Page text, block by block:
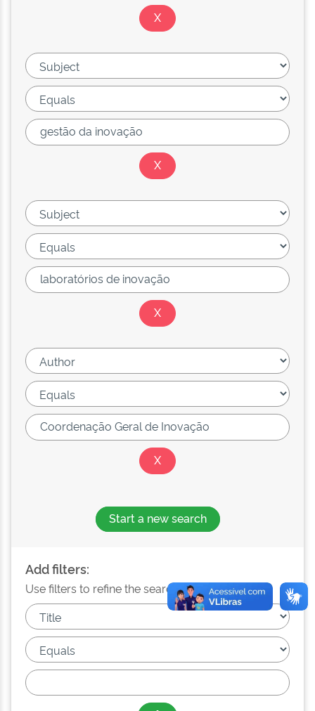
Start a new search
Add filters:
Use filters to refine the search results.